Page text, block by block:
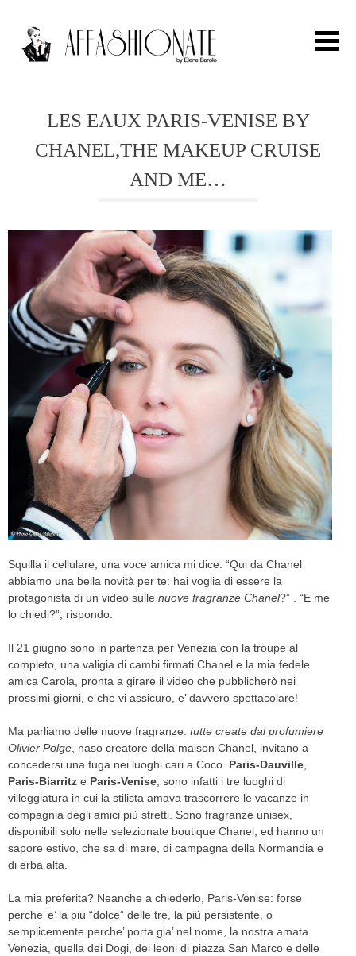
HOME
OUTFIT
BEAUTY
TRAVEL
PARTIES
CELEB
VIDEO
PRESS
CONTACT
ARCHIVES
CONTACT
HOME
LES EAUX PARIS-VENISE BY
CHANEL,THE MAKEUP CRUISE
AND ME…
Squilla il cellulare, una voce amica mi dice: “Qui da Chanel
abbiamo una bella novità per te: hai voglia di essere la
protagonista di un video sulle nuove fragranze Chanel?” . “E me
lo chiedi?”, rispondo.
Il 21 giugno sono in partenza per Venezia con la troupe al
completo, una valigia di cambi firmati Chanel e la mia fedele
amica Carola, pronta a girare il video che pubblicherò nei
prossimi giorni, e che vi assicuro, e’ davvero spettacolare!
Ma parliamo delle nuove fragranze: tutte create dal profumiere
Olivier Polge , naso creatore della maison Chanel, invitano a
concedersi una fuga nei luoghi cari a Coco. Paris-Dauville
Paris-Biarritz e Paris-Venise , sono infatti i tre luoghi di
villeggiatura in cui la stilista amava trascorrere le vacanze in
compagnia degli amici più stretti. Sono fragranze unisex,
disponibili solo nelle selezionate boutique Chanel, ed hanno un
sapore estivo, che sa di mare, di campagna della Normandia e
di erba alta.
La mia preferita? Neanche a chiederlo, Paris-Venise: forse
perche’ e’ la più “dolce” delle tre, la più persistente, o
semplicemente perche’ porta gia’ nel nome, la nostra amata
Venezia, quella dei Dogi, dei leoni di piazza San Marco e delle